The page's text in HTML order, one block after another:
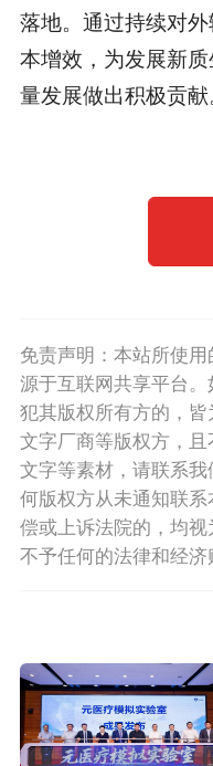
落地。通过持续对
本增效，为发展新
量发展做出积极贡献
免责声明：本站所使
源于互联网共享平台
犯其版权所有方的，
文字厂商等版权方，
文字等素材，请联系
何版权方从未通知联
偿或上诉法院的，均
不予任何的法律和经济